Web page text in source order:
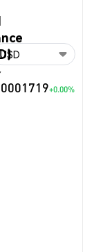
+0.00%
USD